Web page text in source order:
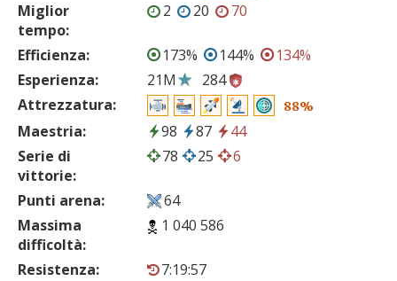
Miglior
tempo:
2 20 70
Efficienza: 173% 144%
134%
Esperienza:
21M
284
Attrezzatura:
88%
Maestria: 98 87
44
Serie di
vittorie:
78 25 6
Punti arena:
64
Massima
difficoltà:
1 040 586
Resistenza:
7:19:57